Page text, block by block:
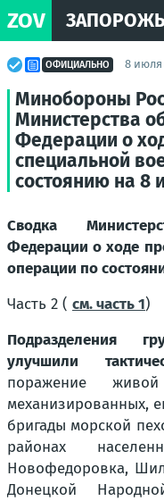
ZOV
ОФИЦИАЛЬНО 8 июля
Минобороны
Министерства
Федерации о
специальной
состоянию на 8
Сводка
Федерации о ходе
операции по
Часть 2 ( см. часть 1)
Подразделения
улучшили
поражение
механизированных,
бригады морской
районах
Новофедоровка,
Донецкой